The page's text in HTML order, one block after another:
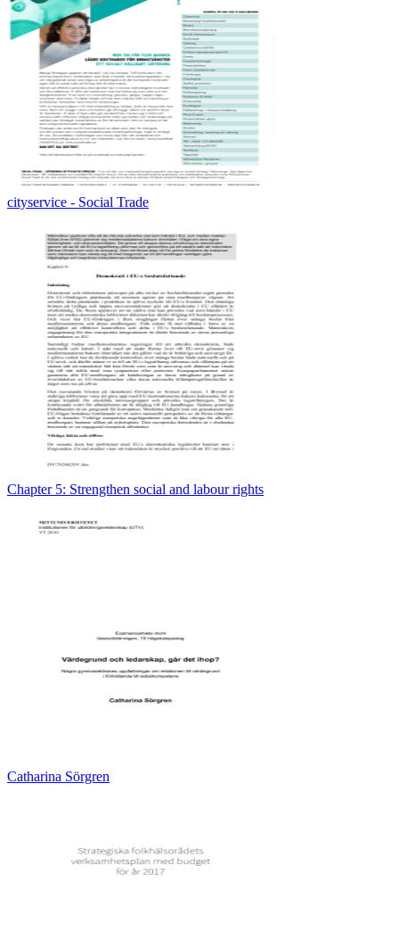
cityservice - Social Trade
Chapter 5: Strengthen social and labour rights
Catharina Sörgren